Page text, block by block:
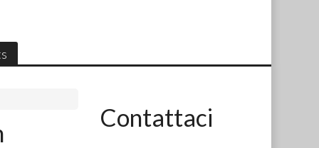
Contattaci